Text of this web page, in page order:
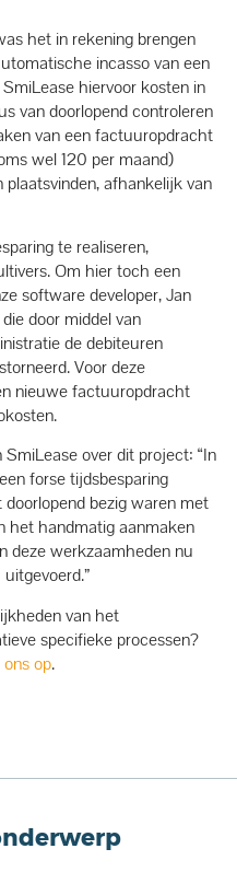
het in rekening brengen
incasso van een
hiervoor kosten in
van doorlopend controleren
van een factuuropdracht
wel 120 per maand)
afhankelijk van
te realiseren,
Om hier toch een
software developer, Jan
door middel van
de debiteuren
Voor deze
nieuwe factuuropdracht
over dit project: “In
forse tijdsbesparing
bezig waren met
het handmatig aanmaken
deze werkzaamheden nu
van het
specifieke processen?
op.